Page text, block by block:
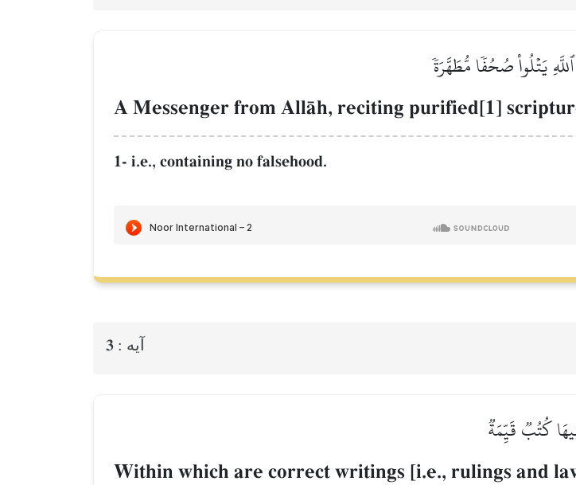
يَتۡلُواْ صُحُفٗا مُّطَهَّرَةٗ
A Messenger from AllŒh, reciting purified[1]
1- i.e., containing no falsehood.
آيه : 3
كُتُبٞ قَيِّمَةٞ
Within which are correct writings [i.e., rulings and